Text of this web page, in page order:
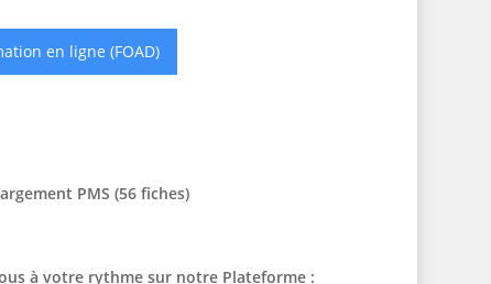
en ligne (FOAD)
PMS (56 fiches)
à votre rythme sur notre Plateforme :